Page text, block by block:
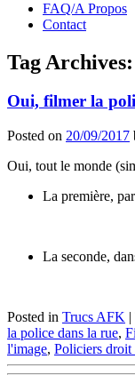
FAQ/A Propos
Contact
Tag Archives:
Oui, filmer la
Posted on 20/09/2017
Oui, tout le monde
La première,
La seconde,
Posted in Trucs AFK |
la police dans la rue,
l'image, Policiers droit